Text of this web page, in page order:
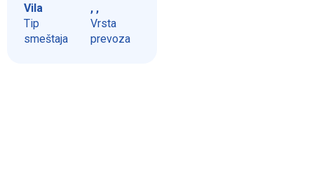
Vila
Tip
smeštaja
, ,
Vrsta
prevoza